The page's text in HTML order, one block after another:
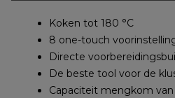
Koken tot 180 °C
8 one-touch
Directe
De beste tool voor de
Capaciteit mengkom van